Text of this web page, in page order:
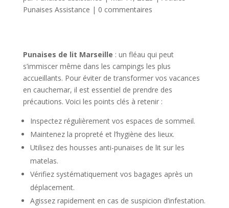
Punaises Assistance | 0 commentaires
Punaises de lit Marseille : un fléau qui peut
s’immiscer même dans les campings les plus
accueillants. Pour éviter de transformer vos vacances
en cauchemar, il est essentiel de prendre des
précautions. Voici les points clés à retenir :
Inspectez régulièrement vos espaces de sommeil.
Maintenez la propreté et l’hygiène des lieux.
Utilisez des housses anti-punaises de lit sur les
matelas.
Vérifiez systématiquement vos bagages après un
déplacement.
Agissez rapidement en cas de suspicion d’infestation.